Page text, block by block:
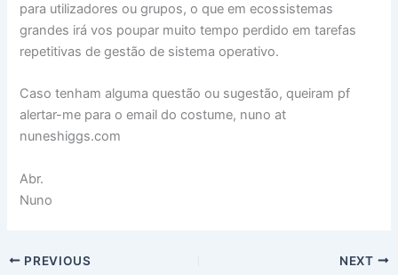
para utilizadores ou grupos, o que em ecossistemas
grandes irá vos poupar muito tempo perdido em tarefas
repetitivas de gestão de sistema operativo.
Caso tenham alguma questão ou sugestão, queiram pf
alertar-me para o email do costume, nuno at
nuneshiggs.com
Abr.
Nuno
PREVIOUS NEXT